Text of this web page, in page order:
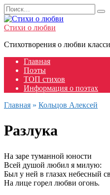
Перейти
к
содержанию
Search
for:
Стихи о любви
Стихотворения о любви
Главная
Поэты
ТОП стихов
Информация о поэтах
Главная » Кольцов Алексей
Разлука
На заре туманной юности
Всей душой любил я милую:
Был у ней в глазах небесный
На лице горел любви огонь.